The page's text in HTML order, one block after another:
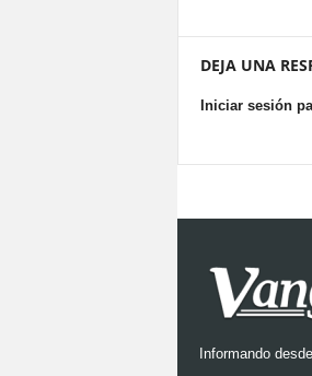
DEJA UNA
Iniciar sesión
Informando